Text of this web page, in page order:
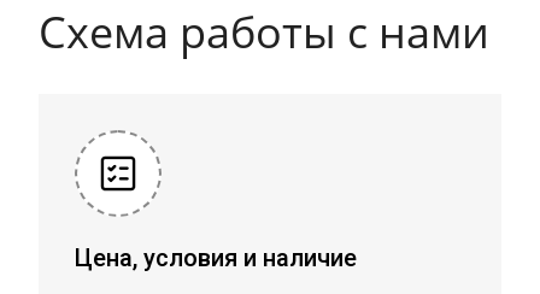
Схема работы с нами
Цена, условия и наличие